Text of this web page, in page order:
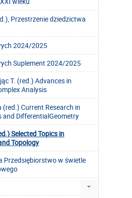
Przestrzenie dziedzictwa
2024/2025
Suplement 2024/2025
T. (red.) Advances in
Analysis
Current Research in
and DifferentialGeometry
Selected Topics in
Topology
Przedsiębiorstwo w świetle